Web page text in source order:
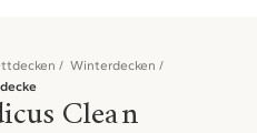
Winterdecken
Clean